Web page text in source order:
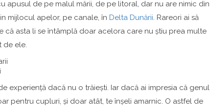
apusul de pe malul mării, de pe litoral, dar nu are nimic din
mijlocul apelor, pe canale, în Delta Dunării. Rareori ai să
asta li se întâmplă doar acelora care nu știu prea multe
de ele.
experiență dacă nu o trăiești. Iar dacă ai impresia că genul
pentru cupluri, și doar atât, te înșeli amarnic. O astfel de